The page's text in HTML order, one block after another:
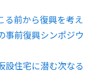
る前から復興を考え
事前復興シンポジウ
設住宅に潜む次なる